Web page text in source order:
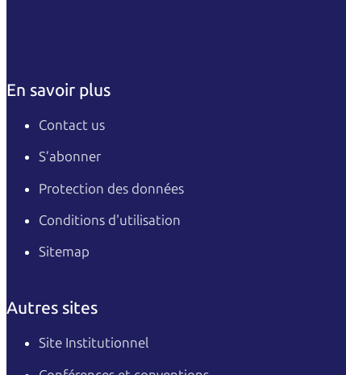
En savoir plus
Contact us
S’abonner
Protection des données
Conditions d'utilisation
Sitemap
Autres sites
Site Institutionnel